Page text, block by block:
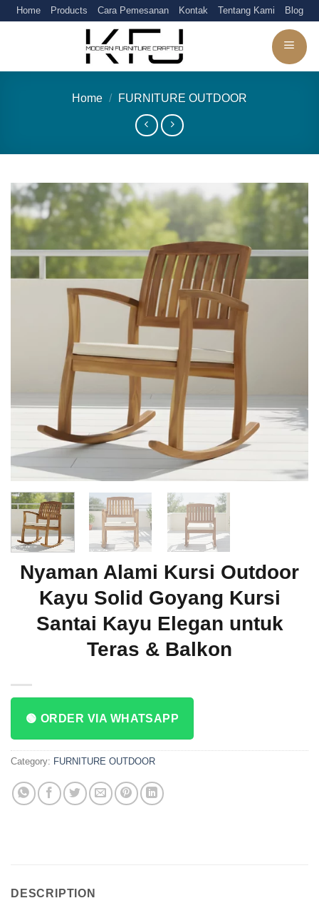
SkipHome Products Cara Pemesanan Kontak Tentang Kami Blog
Home / FURNITURE OUTDOOR
Nyaman Alami Kursi Outdoor
Kayu Solid Goyang Kursi
Santai Kayu Elegan untuk
Teras & Balkon
🟢 ORDER VIA WHATSAPP
Category: FURNITURE OUTDOOR
DESCRIPTION